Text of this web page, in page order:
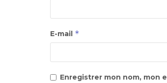
E-mail *
Enregistrer mon nom, mon